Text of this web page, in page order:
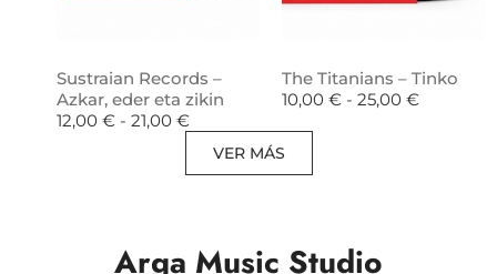
Sustraian Records –
Azkar, eder eta zikin
12,00 € - 21,00 €
The Titanians – Tinko
10,00 € - 25,00 €
VER MÁS
Arga Music Studio